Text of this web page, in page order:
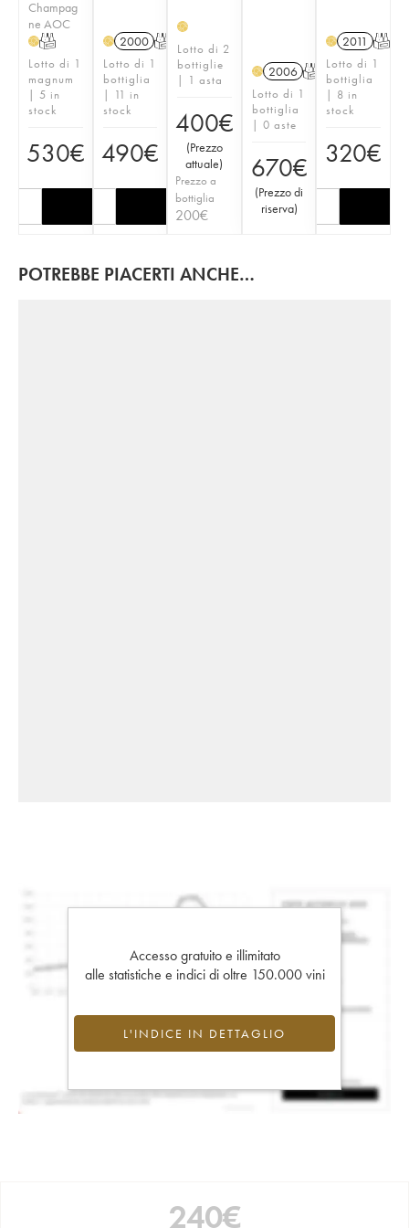
Champag
ne AOC
HT
Lotto di 1
magnum
| 5 in
stock
530€
H 2000 T
Lotto di 1
bottiglia
| 11 in
stock
490€
H
Lotto di 2
bottiglie
| 1 asta
400€
(Prezzo
attuale)
Prezzo a
bottiglia
200€
H 2006 T
Lotto di 1
bottiglia
| 0 aste
670€
(Prezzo di
riserva)
H 2011 T
Lotto di 1
bottiglia
| 8 in
stock
320€
POTREBBE PIACERTI ANCHE…
Accesso gratuito e illimitato
alle statistiche e indici di oltre 150.000 vini
L'INDICE IN DETTAGLIO
240€